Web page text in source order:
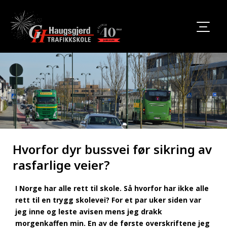
Hvorfor dyr bussvei før sikring av
rasfarlige veier?
I Norge har alle rett til skole. Så hvorfor har ikke alle
rett til en trygg skolevei? For et par uker siden var
jeg inne og leste avisen mens jeg drakk
morgenkaffen min. En av de første overskriftene jeg